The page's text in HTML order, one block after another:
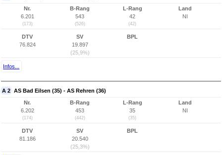
Nr.
6.201
(173)
B-Rang
543
(526)
L-Rang
42
(42)
Land
NI
DTV
76.824
SV
19.897
(25,9%)
BPL
Infos...
A 2 AS Bad Eilsen (35) - AS Rehren (36)
Nr.
6.202
(174)
B-Rang
453
(442)
L-Rang
35
(35)
Land
NI
DTV
81.186
SV
20.540
(25,3%)
BPL